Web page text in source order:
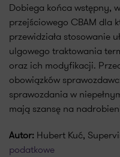
Dobiega końca wstępny,
przejściowego CBAM dla
przewidziała stosowanie
ulgowego traktowania
oraz ich modyfikacji.
obowiązków
sprawozdania w
mają szansę na
Autor: Hubert Kuć,
podatkowe